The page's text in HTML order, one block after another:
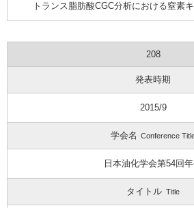
トランス脂肪酸CGC分析における窒素
208
発表時期
2015/9
学会名 Conference
日本油化学会第54回
タイトル Title